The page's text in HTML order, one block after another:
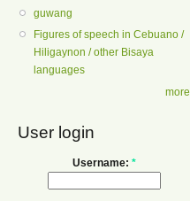
guwang
Figures of speech in Cebuano /
Hiligaynon / other Bisaya
languages
more
User login
Username: *